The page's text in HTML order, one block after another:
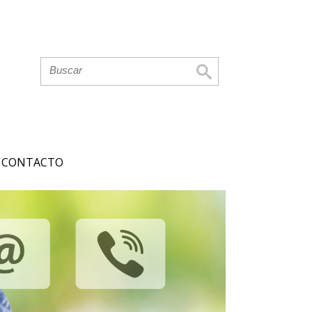
CONTACTO